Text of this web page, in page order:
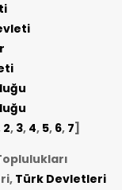
2, 3, 4, 5, 6, 7]
Türk Devletleri